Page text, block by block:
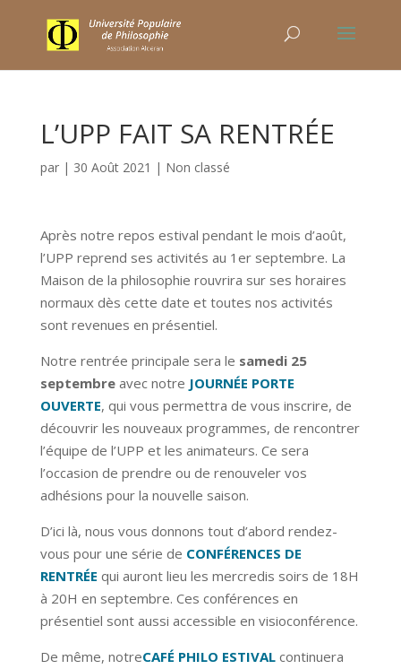
L’UPP FAIT SA RENTRÉE
par | 30 Août 2021 | Non classé
Après notre repos estival pendant le mois d’août,
l’UPP reprend ses activités au 1er septembre. La
Maison de la philosophie rouvrira sur ses horaires
normaux dès cette date et toutes nos activités
sont revenues en présentiel.
Notre rentrée principale sera le samedi 25
septembreavec notre JOURNÉE PORTE
OUVERTE, qui vous permettra de vous inscrire, de
découvrir les nouveaux programmes, de rencontrer
l’équipe de l’UPP et les animateurs. Ce sera
l’occasion de prendre ou de renouveler vos
adhésions pour la nouvelle saison.
D’ici là, nous vous donnons tout d’abord rendez-
vous pour une série de CONFÉRENCES DE
RENTRÉE qui auront lieu les mercredis soirs de 18H
à 20H en septembre. Ces conférences en
présentiel sont aussi accessible en visioconférence.
De même, notreCAFÉ PHILO ESTIVALcontinuera